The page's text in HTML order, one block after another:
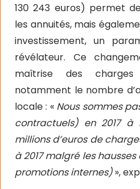
130 243 euros) permet
les annuités, mais
investissement, un
révélateur. Ce
maîtrise des charges
notamment le nombre
locale : « Nous sommes
contractuels) en 2017 à
millions d’euros de
à 2017 malgré les
promotions internes)»,